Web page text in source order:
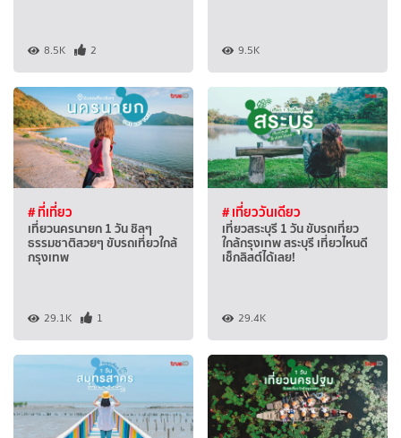
8.5K 2 9.5K
# ที่เที่ยว
เที่ยวนครนายก 1 วัน ชิลๆ
ธรรมชาติสวยๆ ขับรถเที่ยวใกล้
กรุงเทพ
29.1K 1
# เที่ยววันเดียว
เที่ยวสระบุรี 1 วัน ขับรถเที่ยว
ใกล้กรุงเทพ สระบุรี เที่ยวไหนดี
เช็กลิสต์ได้เลย!
29.4K